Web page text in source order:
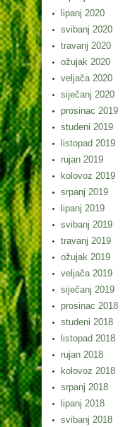
lipanj 2020
svibanj 2020
travanj 2020
ožujak 2020
veljača 2020
siječanj 2020
prosinac 2019
studeni 2019
listopad 2019
rujan 2019
kolovoz 2019
srpanj 2019
lipanj 2019
svibanj 2019
travanj 2019
ožujak 2019
veljača 2019
siječanj 2019
prosinac 2018
studeni 2018
listopad 2018
rujan 2018
kolovoz 2018
srpanj 2018
lipanj 2018
svibanj 2018